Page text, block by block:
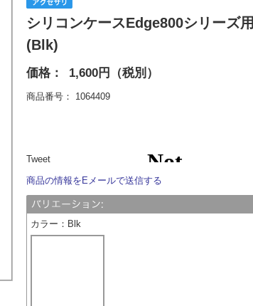
シリコンケースEdge800シリーズ用
(Blk)
価格： 1,600円（税別）
商品番号： 1064409
Tweet
商品の情報をEメールで送信する
カラー ： Blk